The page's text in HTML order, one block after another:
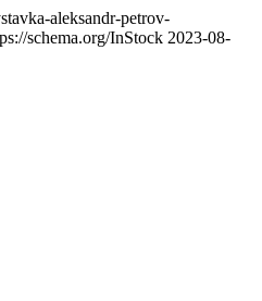
aleksandr-petrov-
schema.org/InStock 2023-08-